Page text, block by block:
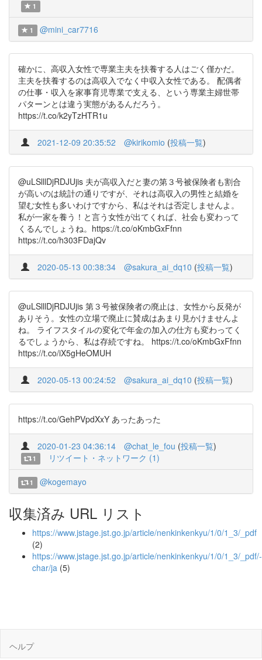
1
1 @mini_car7716
確かに、高収入女性で専業主夫を扶養する人はごく僅かだ。
主夫を扶養するのは高収入でなく中収入女性である。 配偶者
の仕事・収入を家事育児専業で支える、という専業主婦世帯
パターンとは違う実態があるんだろう。
https://t.co/k2yTzHTR1u
2021-12-09 20:35:52 @kirikomio (投稿一覧)
@uLSlllDjRDJUjis 夫が高収入だと妻の第３号被保険者も割合
が高いのは統計の通りですが、それは高収入の男性と結婚を
望む女性も多いわけですから、私はそれは否定しませんよ。
私が一家を養う！と言う女性が出てくれば、社会も変わって
くるんでしょうね。https://t.co/oKmbGxFfnn
https://t.co/h303FDajQv
2020-05-13 00:38:34 @sakura_ai_dq10 (投稿一覧)
@uLSlllDjRDJUjis 第３号被保険者の廃止は、女性から反発が
ありそう。女性の立場で廃止に賛成はあまり見かけませんよ
ね。 ライフスタイルの変化で年金の加入の仕方も変わってく
るでしょうから、私は存続ですね。 https://t.co/oKmbGxFfnn
https://t.co/iX5gHeOMUH
2020-05-13 00:24:52 @sakura_ai_dq10 (投稿一覧)
https://t.co/GehPVpdXxY あったあった
2020-01-23 04:36:14 @chat_le_fou (投稿一覧)
1 リツイート・ネットワーク (1)
1 @kogemayo
収集済み URL リスト
https://www.jstage.jst.go.jp/article/nenkinkenkyu/1/0/1_3/_pdf
(2)
https://www.jstage.jst.go.jp/article/nenkinkenkyu/1/0/1_3/_pdf/-
char/ja (5)
ヘルプ